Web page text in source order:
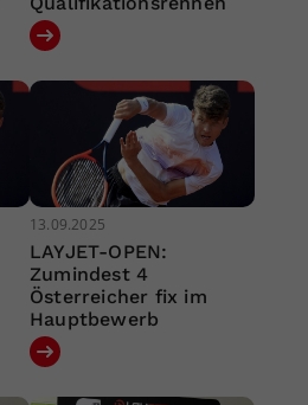
13.09.2025
LAYJET-OPEN:
Zumindest 4
Österreicher fix im
Hauptbewerb